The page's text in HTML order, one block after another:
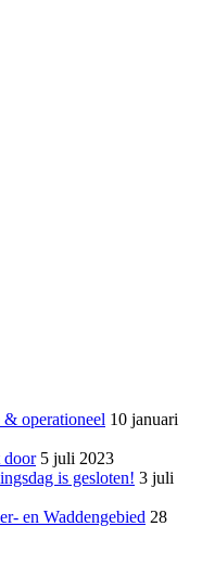
& operationeel 10 januari
door 5 juli 2023
is gesloten! 3 juli
en Waddengebied 28